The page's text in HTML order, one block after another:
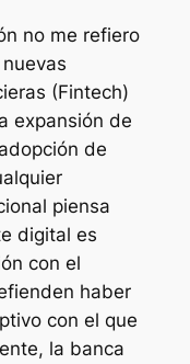
no me refiero
(Fintech)
expansión de
de
piensa
digital es
con el
haber
con el que
la banca